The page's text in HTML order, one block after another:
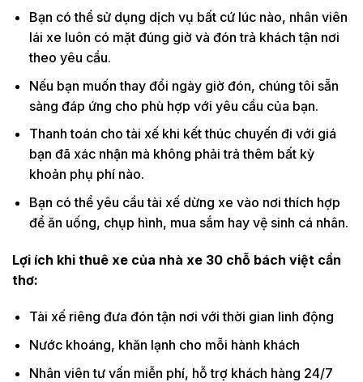
Bạn có thể sử dụng dịch vụ bất cứ lúc nào, nhân viên
lái xe luôn có mặt đúng giờ và đón trả khách tận nơi
theo yêu cầu.
Nếu bạn muốn thay đổi ngày giờ đón, chúng tôi sẵn
sàng đáp ứng cho phù hợp với yêu cầu của bạn.
Thanh toán cho tài xế khi kết thúc chuyến đi với giá
bạn đã xác nhận mà không phải trả thêm bất kỳ
khoản phụ phí nào.
Bạn có thể yêu cầu tài xế dừng xe vào nơi thích hợp
để ăn uống, chụp hình, mua sắm hay vệ sinh cá nhân.
Lợi ích khi thuê xe của nhà xe 30 chỗ bách việt cần
thơ:
Tài xế riêng đưa đón tận nơi với thời gian linh động
Nước khoáng, khăn lạnh cho mỗi hành khách
Nhân viên tư vấn miễn phí, hỗ trợ khách hàng 24/7